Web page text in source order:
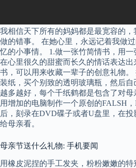
我相信天下所有的妈妈都是最宽容的
做的错事。 在她心里，永远记着我做
忆的小事情。 1.做一张竹简情书，用
在心里很久的甜蜜而长久的情话表达
书，可以用来收藏一辈子的创意礼物
装纸，买个别致的透明玻璃瓶，然后
越多越好，每个千纸鹤都是包含了对
用增加的电脑制作一个原创的FALSH
后，刻录在DVD碟子或者U盘里，在
给母亲看。
母亲节送什么礼物: 手机要闻
用橡皮泥捏的手工发夹，粉粉嫩嫩的